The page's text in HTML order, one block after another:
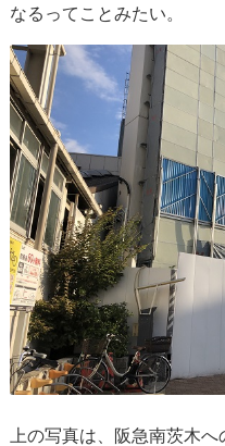
なるってことみたい。
上の写真は、阪急南茨木